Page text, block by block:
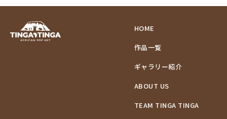
HOME
作品一覧
ギャラリー紹介
ABOUT US
TEAM TINGA TINGA